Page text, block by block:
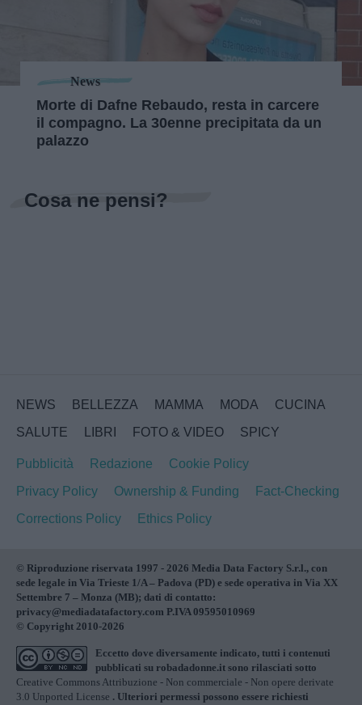
News
Morte di Dafne Rebaudo, resta in carcere
il compagno. La 30enne precipitata da un
palazzo
Cosa ne pensi?
NEWS BELLEZZA MAMMA MODA
CUCINA
SALUTE
LIBRI FOTO & VIDEO SPICY
Pubblicità Redazione
Cookie Policy
Privacy Policy
Ownership & Funding
Fact-Checking
Corrections Policy
Ethics Policy
© Riproduzione riservata 1997 - 2026 Media Data Factory S.r.l., con
sede legale in Via Trieste 1/A – Padova (PD) e sede operativa in Via XX
Settembre 7 – Monza (MB); dati di contatto:
privacy@mediadatafactory.com P.IVA 09595010969
© Copyright 2010-2026
Eccetto dove diversamente indicato, tutti i contenuti
pubblicati su robadadonne.it sono rilasciati sotto
Creative Commons Attribuzione - Non commerciale - Non opere derivate
3.0 Unported License . Ulteriori permessi possono essere richiesti